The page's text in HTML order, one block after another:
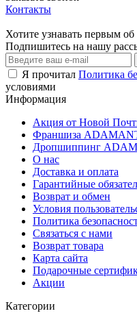
Контакты
Хотите узнавать первым
Подпишитесь на нашу
Я прочитал Политика
условиями
Информация
Акция от Новой
Франшиза
Дропшиппинг
О нас
Доставка и оплата
Гарантийные
Возврат и обмен
Условия
Политика
Связаться с нами
Возврат товара
Карта сайта
Подарочные
Акции
Категории